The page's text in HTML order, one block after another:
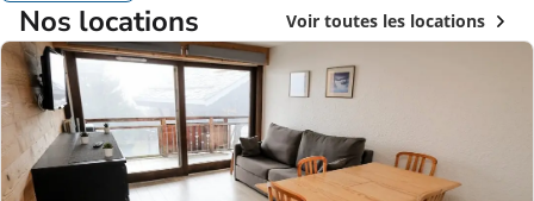
Nos locations Voir toutes les locations